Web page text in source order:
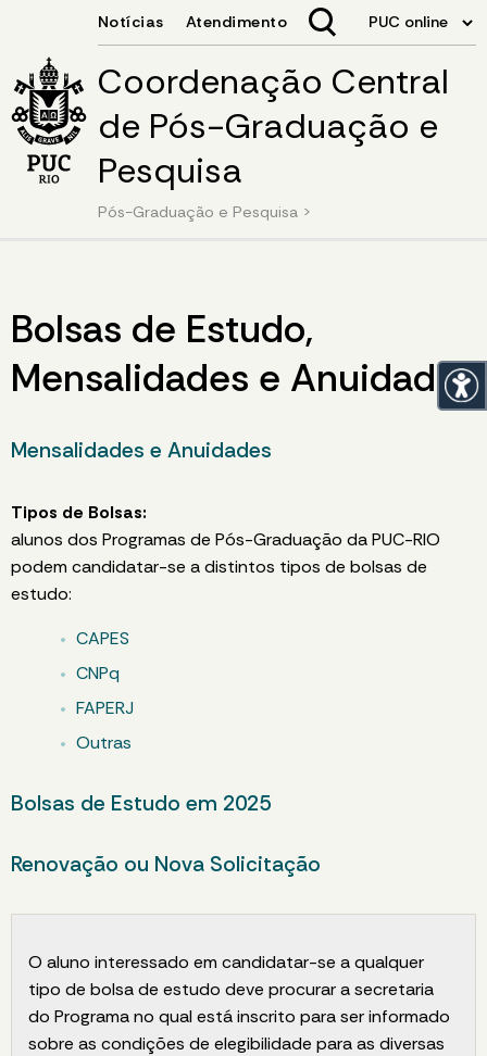
Coordenação Central
de Pós-Graduação e
Pesquisa
Pós-Graduação e Pesquisa >
Bolsas de Estudo,
Mensalidades e Anuidades
Mensalidades e Anuidades
Tipos de Bolsas:
alunos dos Programas de Pós-Graduação da PUC-RIO
podem candidatar-se a distintos tipos de bolsas de
estudo:
CAPES
CNPq
FAPERJ
Outras
Bolsas de Estudo em 2025
Renovação ou Nova Solicitação
O aluno interessado em candidatar-se a qualquer
tipo de bolsa de estudo deve procurar a secretaria
do Programa no qual está inscrito para ser informado
sobre as condições de elegibilidade para as diversas